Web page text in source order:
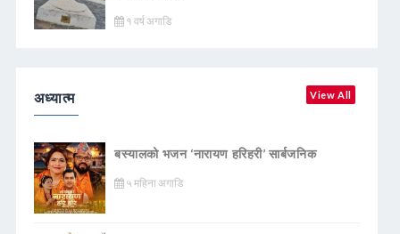
१ वर्ष अगाडि
अध्यात्म View All
बस्यालको भजन ‘नारायण हरिहरी’ सार्बजनिक
५ महिना अगाडि